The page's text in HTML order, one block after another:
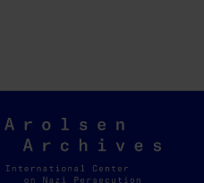
Arolsen
Archives